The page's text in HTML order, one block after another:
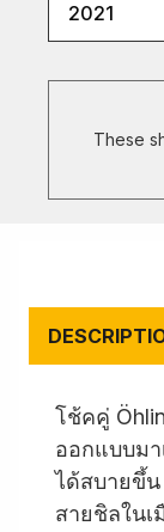
2021
These
โช้คคู่
ออกแบบม
ได้สบายขึ้น
สายชิลใน